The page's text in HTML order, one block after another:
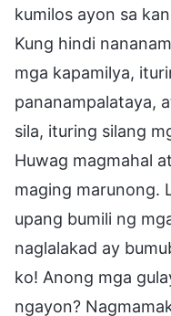
kumilos ayon sa
Kung hindi
mga kapamilya,
pananampalataya,
sila, ituring silang
Huwag magmahal
maging marunong.
upang bumili ng
naglalakad ay
ko! Anong mga
ngayon?